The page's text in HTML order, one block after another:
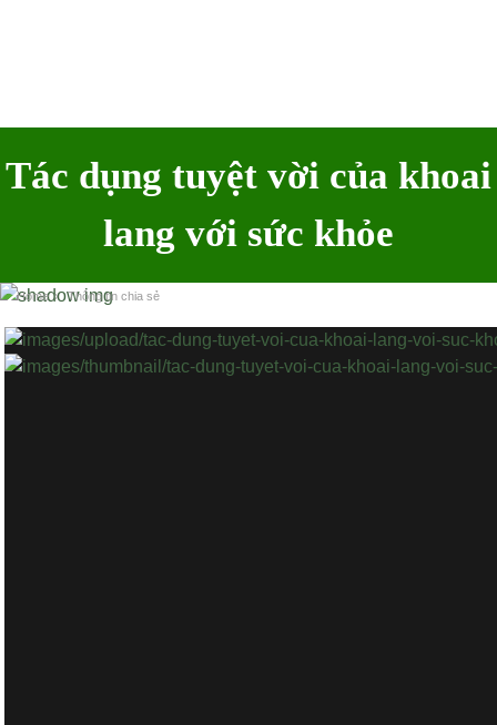
Tác dụng tuyệt vời của khoai
lang với sức khỏe
Home › Thông tin chia sẻ